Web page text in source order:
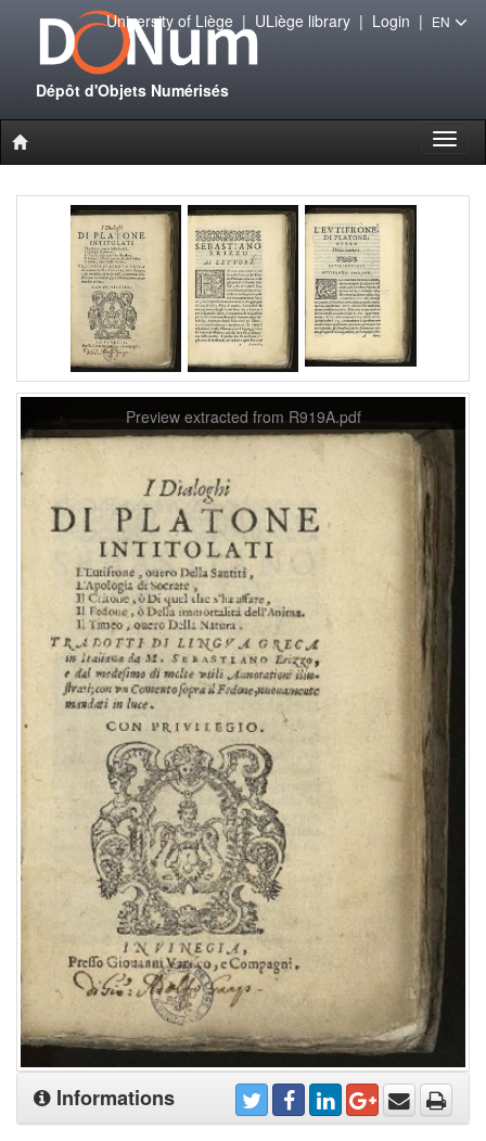
Dépôt d'Objets Numérisés
University of Liège| ULiège library| Login | EN
Preview extracted from R919A.pdf
Informations